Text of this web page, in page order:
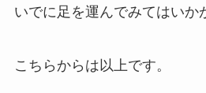
いでに足を運んでみてはいか
こちらからは以上です。